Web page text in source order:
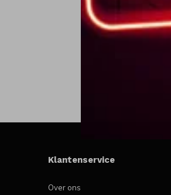
Klantenservice
Over ons